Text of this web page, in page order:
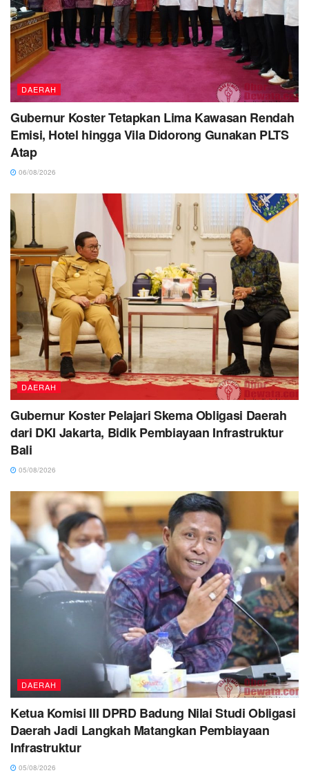
DAERAH
Gubernur Koster Tetapkan Lima Kawasan Rendah
Emisi, Hotel hingga Vila Didorong Gunakan PLTS
Atap
06/08/2026
DAERAH
Gubernur Koster Pelajari Skema Obligasi Daerah
dari DKI Jakarta, Bidik Pembiayaan Infrastruktur
Bali
05/08/2026
DAERAH
Ketua Komisi III DPRD Badung Nilai Studi Obligasi
Daerah Jadi Langkah Matangkan Pembiayaan
Infrastruktur
05/08/2026